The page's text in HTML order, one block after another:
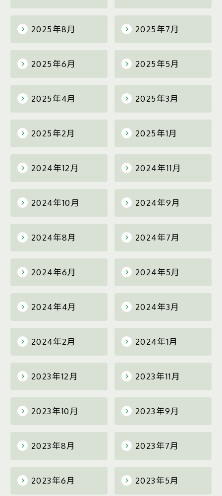
2025年8月 2025年7月
2025年6月 2025年5月
2025年4月 2025年3月
2025年2月 2025年1月
2024年12月 2024年11月
2024年10月 2024年9月
2024年8月 2024年7月
2024年6月 2024年5月
2024年4月 2024年3月
2024年2月 2024年1月
2023年12月 2023年11月
2023年10月 2023年9月
2023年8月 2023年7月
2023年6月 2023年5月